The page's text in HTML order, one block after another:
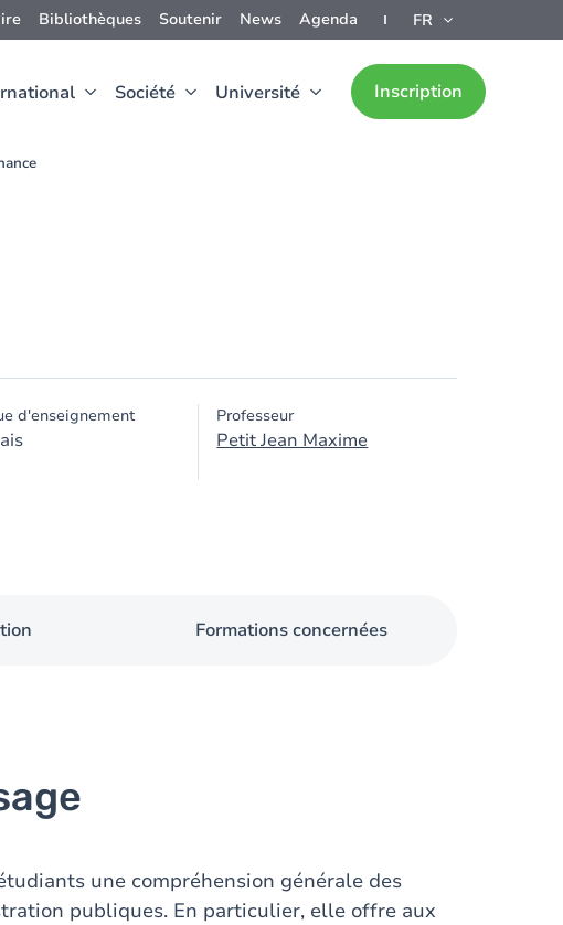
Bibliothèques Soutenir News Agenda FR
Société Université Inscription
d'enseignement Professeur
Petit Jean Maxime
Formations concernées
une compréhension générale des
publiques. En particulier, elle offre aux